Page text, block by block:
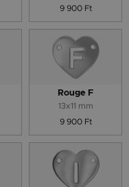
9 900 Ft
Rouge F
13x11 mm
9 900 Ft